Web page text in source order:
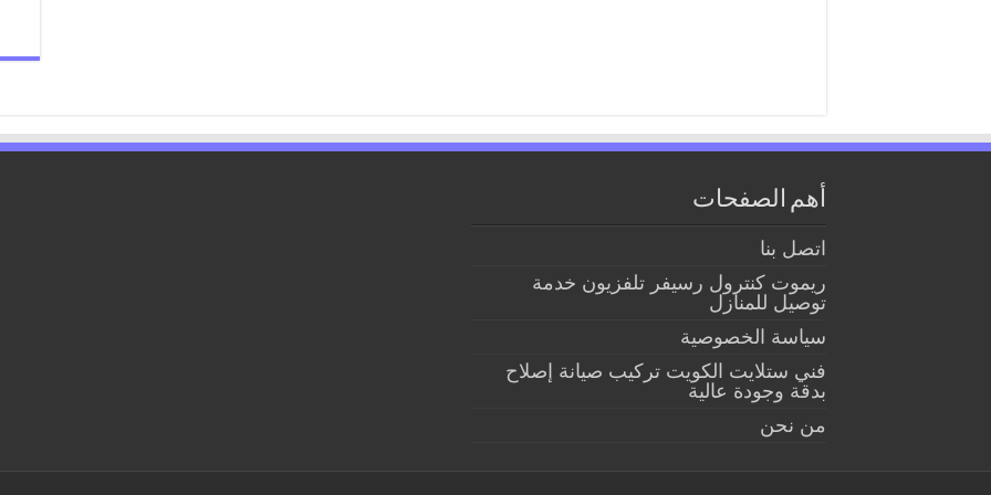
أهم الصفحات
اتصل بنا
ريموت كنترول رسيفر تلفزيون خدمة
توصيل للمنازل
سياسة الخصوصية
فني ستلايت الكويت تركيب صيانة إصلاح
بدقة وجودة عالية
من نحن